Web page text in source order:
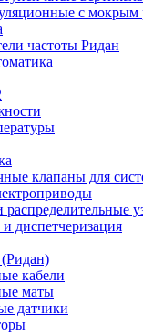
с мокрым
частоты Ридан
клапаны для
распределительные
диспетчеризация
кабели
маты
датчики